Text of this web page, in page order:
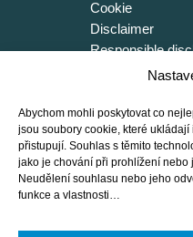
Abychom mohli poskytovat co
jsou soubory cookie, které
přistupují. Souhlas s těmito
jako je chování při prohlížení nebo
Neudělení souhlasu nebo jeho
funkce a vlastnosti…
Cookie
Disclaimer
Responsible
Certifikace
Ke stažení
Brožura
Vnitřní